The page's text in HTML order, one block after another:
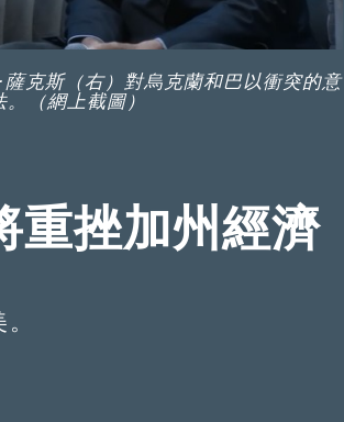
克斯（右）對烏克蘭和巴以衝突的意
（網上截圖）
重挫加州經濟